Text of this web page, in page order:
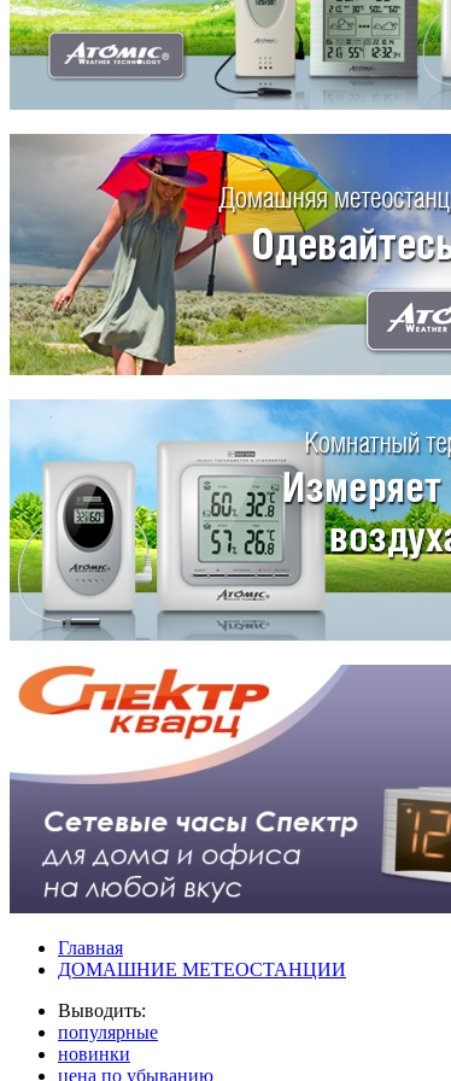
Главная
ДОМАШНИЕ МЕТЕОСТАНЦИИ
Выводить:
популярные
новинки
цена по убыванию